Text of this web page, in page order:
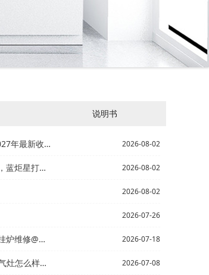
说明书
新收费标准 2026-08-02
火的燃气灶 2026-08-02
2026-08-02
2026-07-26
器企业电话... 2026-07-18
样最新版本 2026-07-08